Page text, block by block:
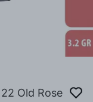
Old Rose